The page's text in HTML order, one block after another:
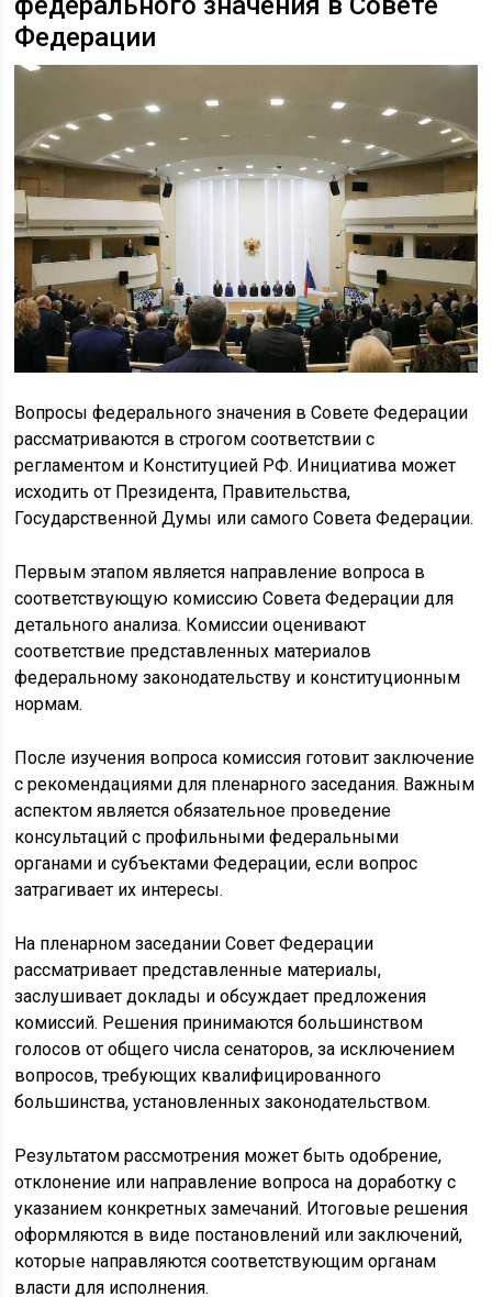
Федерации
Вопросы федерального значения в Совете Федерации
рассматриваются в строгом соответствии с
регламентом и Конституцией РФ. Инициатива может
исходить от Президента, Правительства,
Государственной Думы или самого Совета Федерации.
Первым этапом является направление вопроса в
соответствующую комиссию Совета Федерации для
детального анализа. Комиссии оценивают
соответствие представленных материалов
федеральному законодательству и конституционным
нормам.
После изучения вопроса комиссия готовит заключение
с рекомендациями для пленарного заседания. Важным
аспектом является обязательное проведение
консультаций с профильными федеральными
органами и субъектами Федерации, если вопрос
затрагивает их интересы.
На пленарном заседании Совет Федерации
рассматривает представленные материалы,
заслушивает доклады и обсуждает предложения
комиссий. Решения принимаются большинством
голосов от общего числа сенаторов, за исключением
вопросов, требующих квалифицированного
большинства, установленных законодательством.
Результатом рассмотрения может быть одобрение,
отклонение или направление вопроса на доработку с
указанием конкретных замечаний. Итоговые решения
оформляются в виде постановлений или заключений,
которые направляются соответствующим органам
власти для исполнения.